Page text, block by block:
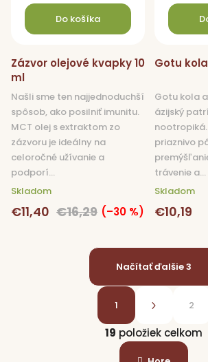
Do košíka
€11,40 €16,29 (–30 %)
Skladom
Zázvor olejové kvapky 10
ml
Našli sme ten najjednoduchší
spôsob, ako posilniť imunitu.
MCT olej s extraktom zo
zázvoru je ideálny na
celoročné užívanie a
podporí...
€10,19
Skladom
Gotu
Gotu kola
ázijský
priaznivo
trávenie a...
v
Načítať ďalšie 3
t
á
n
k
1 2
19 položiek celkom